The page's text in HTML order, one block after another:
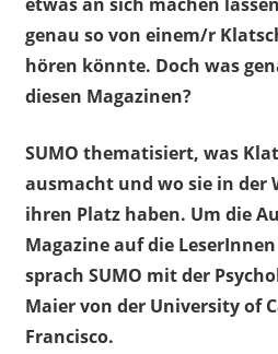
genau so von einem/r
hören könnte. Doch was
diesen Magazinen?
SUMO thematisiert, was
ausmacht und wo sie in der
ihren Platz haben. Um die
Magazine auf die
sprach SUMO mit der
Maier von der University of
Francisco.